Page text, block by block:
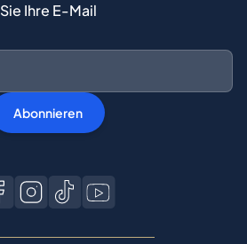
Sie Ihre E-Mail
Abonnieren